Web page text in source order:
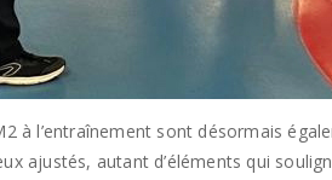
à l’entraînement sont désormais
ajustés, autant d’éléments qui